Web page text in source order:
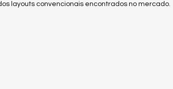
layouts convencionais encontrados no mercado.